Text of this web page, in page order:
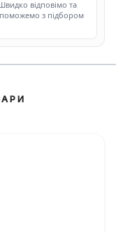
відповімо та
з підбором